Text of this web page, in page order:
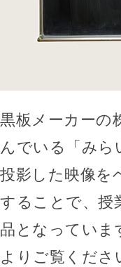
黒板メーカーの
んでいる「みら
投影した映像を
することで、授
品となっていま
よりご覧くださ